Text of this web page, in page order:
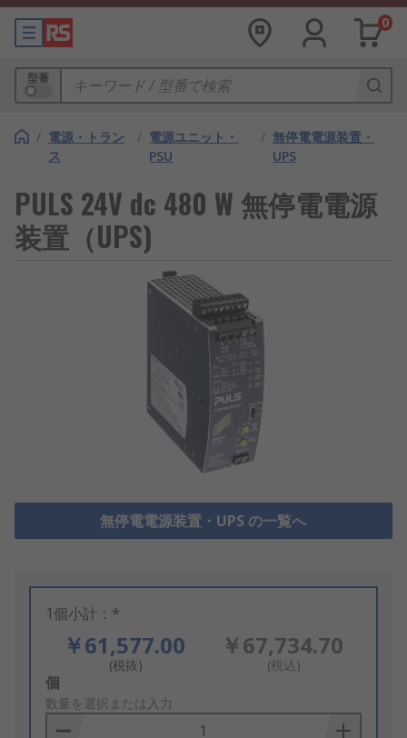
0
型番
/ 電源・トラン
ス
/ 電源ユニット・
PSU
/ 無停電電源装置・
UPS
PULS 24V dc 480 W 無停電電源
装置（UPS)
無停電電源装置・UPS の一覧へ
1個小計：*
￥61,577.00
(税抜)
￥67,734.70
(税込)
Add
to
Basket
個
数量を選択または入力